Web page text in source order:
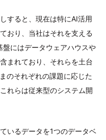
すると、現在は特にAI活用
おり、当社はそれを支える
にはデータウェアハウスや
まれており、それらを土台
のそれぞれの課題に応じた
れらは従来型のシステム開
いるデータを1つのデータベ